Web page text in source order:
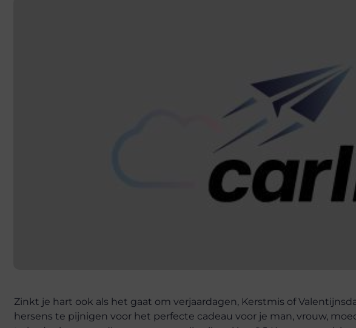
Zinkt je hart ook als het gaat om verjaardagen, Kerstmis of
hersens te pijnigen voor het perfecte cadeau voor je man, vrouw,